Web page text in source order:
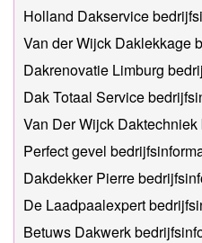
Holland Dakservice
Van der Wijck Daklekkage
Dakrenovatie Limburg
Dak Totaal Service
Van Der Wijck
Perfect gevel
Dakdekker Pierre
De Laadpaalexpert
Betuws Dakwerk